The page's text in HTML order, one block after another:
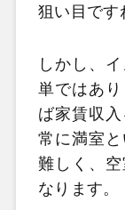
狙い目です
しかし、
単ではあ
ば家賃収
常に満室
難しく、
なります。